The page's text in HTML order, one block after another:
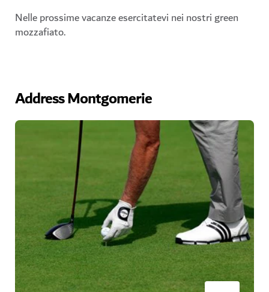
Nelle prossime vacanze esercitatevi nei nostri green
mozzafiato.
Address Montgomerie